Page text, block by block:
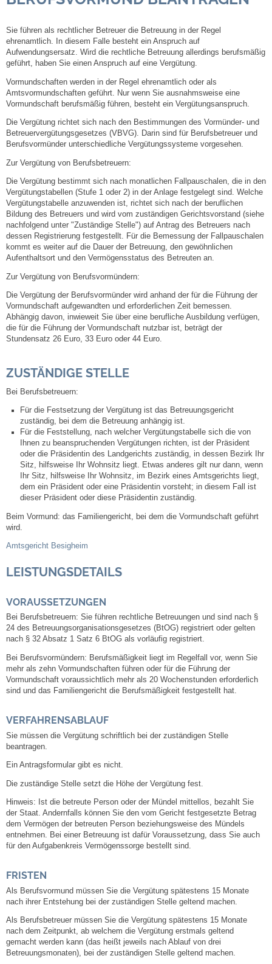
Gebühren und Beiträge
Ortsrecht
Trinkwasser - Härtebereich
Redaktionsstatut für das Amtsblatt
Service
Notdienste
Abfall-Infos
Ortsplan
Rund um den Wein
Schlepper / Traktor
Rathaus
Aktuelles
Gemeindeverwaltung
Mitarbeiter
Stellenangebote
Schadensmeldungen
Bürgerservice
Sitzungsberichte
Ratsinfo
Leben
NETZMonitor
Bodenrichtwerte
Bezirksschornsteinfeger
Sie führen als rechtlicher Betreuer die Betreuung in der Regel
ehrenamtlich. In diesem Falle besteht ein Anspruch auf
Aufwendungsersatz. Wird die rechtliche Betreuung allerdings berufsmäßig
geführt, haben Sie einen Anspruch auf eine Vergütung.
Vormundschaften werden in der Regel ehrenamtlich oder als
Amtsvormundschaften geführt. Nur wenn Sie ausnahmsweise eine
Vormundschaft berufsmäßig führen, besteht ein Vergütungsanspruch.
Die Vergütung richtet sich nach den Bestimmungen des Vormünder- und
Betreuervergütungsgesetzes (VBVG). Darin sind für Berufsbetreuer und
Berufsvormünder unterschiedliche Vergütungssysteme vorgesehen.
Zur Vergütung von Berufsbetreuern:
Die Vergütung bestimmt sich nach monatlichen Fallpauschalen, die in den
Vergütungstabellen (Stufe 1 oder 2) in der Anlage festgelegt sind. Welche
Vergütungstabelle anzuwenden ist, richtet sich nach der beruflichen
Bildung des Betreuers und wird vom zuständigen Gerichtsvorstand (siehe
nachfolgend unter "Zuständige Stelle") auf Antrag des Betreuers nach
dessen Registrierung festgestellt. Für die Bemessung der Fallpauschalen
kommt es weiter auf die Dauer der Betreuung, den gewöhnlichen
Aufenthaltsort und den Vermögensstatus des Betreuten an.
Zur Vergütung von Berufsvormündern:
Die Vergütung der Berufsvormünder wird anhand der für die Führung der
Vormundschaft aufgewandten und erforderlichen Zeit bemessen.
Abhängig davon, inwieweit Sie über eine berufliche Ausbildung verfügen,
die für die Führung der Vormundschaft nutzbar ist, beträgt der
Stundensatz 26 Euro, 33 Euro oder 44 Euro.
ZUSTÄNDIGE STELLE
Bei Berufsbetreuern:
Für die Festsetzung der Vergütung ist das Betreuungsgericht
zuständig, bei dem die Betreuung anhängig ist.
Für die Feststellung, nach welcher Vergütungstabelle sich die von
Ihnen zu beanspruchenden Vergütungen richten, ist der Präsident
oder die Präsidentin des Landgerichts zuständig, in dessen Bezirk Ihr
Sitz, hilfsweise Ihr Wohnsitz liegt. Etwas anderes gilt nur dann, wenn
Ihr Sitz, hilfsweise Ihr Wohnsitz, im Bezirk eines Amtsgerichts liegt,
dem ein Präsident oder eine Präsidentin vorsteht; in diesem Fall ist
dieser Präsident oder diese Präsidentin zuständig.
Beim Vormund: das Familiengericht, bei dem die Vormundschaft geführt
wird.
Amtsgericht Besigheim
LEISTUNGSDETAILS
VORAUSSETZUNGEN
Bei Berufsbetreuern: Sie führen rechtliche Betreuungen und sind nach §
24 des Betreuungsorganisationsgesetzes (BtOG) registriert oder gelten
nach § 32 Absatz 1 Satz 6 BtOG als vorläufig registriert.
Bei Berufsvormündern: Berufsmäßigkeit liegt im Regelfall vor, wenn Sie
mehr als zehn Vormundschaften führen oder für die Führung der
Vormundschaft voraussichtlich mehr als 20 Wochenstunden erforderlich
sind und das Familiengericht die Berufsmäßigkeit festgestellt hat.
VERFAHRENSABLAUF
Sie müssen die Vergütung schriftlich bei der zuständigen Stelle
beantragen.
Ein Antragsformular gibt es nicht.
Die zuständige Stelle setzt die Höhe der Vergütung fest.
Hinweis: Ist die betreute Person oder der Mündel mittellos, bezahlt Sie
der Staat. Andernfalls können Sie den vom Gericht festgesetzte Betrag
dem Vermögen der betreuten Person beziehungsweise des Mündels
entnehmen. Bei einer Betreuung ist dafür Voraussetzung, dass Sie auch
für den Aufgabenkreis Vermögenssorge bestellt sind.
FRISTEN
Als Berufsvormund müssen Sie die Vergütung spätestens 15 Monate
nach ihrer Entstehung bei der zuständigen Stelle geltend machen.
Als Berufsbetreuer müssen Sie die Vergütung spätestens 15 Monate
nach dem Zeitpunkt, ab welchem die Vergütung erstmals geltend
gemacht werden kann (das heißt jeweils nach Ablauf von drei
Betreuungsmonaten), bei der zuständigen Stelle geltend machen.